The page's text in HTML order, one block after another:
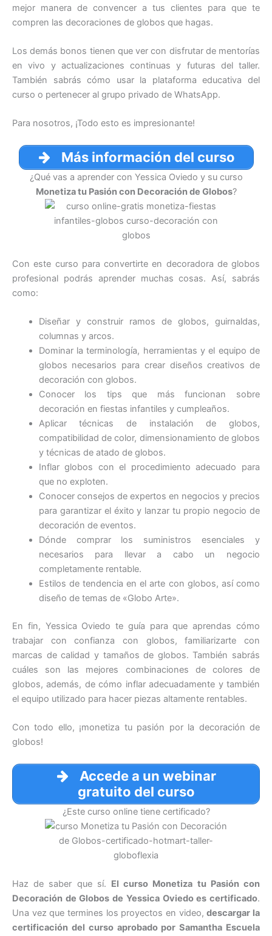
mejor manera de convencer a tus clientes para que te
compren las decoraciones de globos que hagas.
Los demás bonos tienen que ver con disfrutar de mentorías
en vivo y actualizaciones continuas y futuras del taller.
También sabrás cómo usar la plataforma educativa del
curso o pertenecer al grupo privado de WhatsApp.
Para nosotros, ¡Todo esto es impresionante!
Más información del curso
¿Qué vas a aprender con Yessica Oviedo y su curso
Monetiza tu Pasión con Decoración de Globos?
Con este curso para convertirte en decoradora de globos
profesional podrás aprender muchas cosas. Así, sabrás
como:
Diseñar y construir ramos de globos, guirnaldas,
columnas y arcos.
Dominar la terminología, herramientas y el equipo de
globos necesarios para crear diseños creativos de
decoración con globos.
Conocer los tips que más funcionan sobre
decoración en fiestas infantiles y cumpleaños.
Aplicar técnicas de instalación de globos,
compatibilidad de color, dimensionamiento de globos
y técnicas de atado de globos.
Inflar globos con el procedimiento adecuado para
que no exploten.
Conocer consejos de expertos en negocios y precios
para garantizar el éxito y lanzar tu propio negocio de
decoración de eventos.
Dónde comprar los suministros esenciales y
necesarios para llevar a cabo un negocio
completamente rentable.
Estilos de tendencia en el arte con globos, así como
diseño de temas de «Globo Arte».
En fin, Yessica Oviedo te guía para que aprendas cómo
trabajar con confianza con globos, familiarizarte con
marcas de calidad y tamaños de globos. También sabrás
cuáles son las mejores combinaciones de colores de
globos, además, de cómo inflar adecuadamente y también
el equipo utilizado para hacer piezas altamente rentables.
Con todo ello, ¡monetiza tu pasión por la decoración de
globos!
Accede a un webinar
gratuito del curso
¿Este curso online tiene certificado?
Haz de saber que sí. El curso Monetiza tu Pasión con
Decoración de Globos de Yessica Oviedo es certificado.
Una vez que termines los proyectos en video,descargar la
certificación del curso aprobado por Samantha Escuela